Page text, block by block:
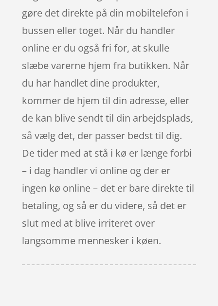
gøre det direkte på din mobiltelefon i
bussen eller toget. Når du handler
online er du også fri for, at skulle
slæbe varerne hjem fra butikken. Når
du har handlet dine produkter,
kommer de hjem til din adresse, eller
de kan blive sendt til din arbejdsplads,
så vælg det, der passer bedst til dig.
De tider med at stå i kø er længe forbi
– i dag handler vi online og der er
ingen kø online – det er bare direkte til
betaling, og så er du videre, så det er
slut med at blive irriteret over
langsomme mennesker i køen.